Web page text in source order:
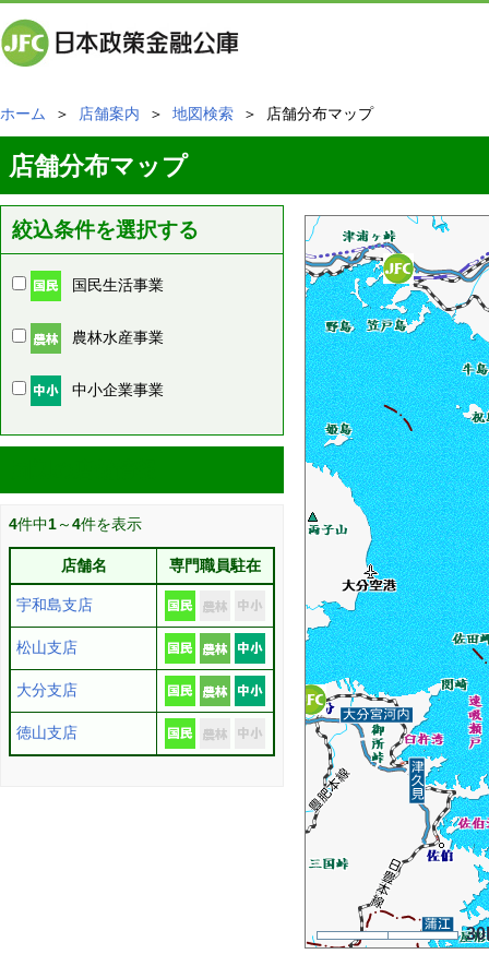
ホーム ＞ 店舗案内 ＞ 地図検索 ＞ 店舗分布マップ
店舗分布マップ
絞込条件を選択する
国民生活事業
農林水産事業
中小企業事業
4件中1～4件を表示
店舗名 専門職員駐在
宇和島支店
松山支店
大分支店
徳山支店